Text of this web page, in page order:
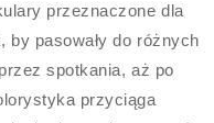
przeznaczone dla
by pasowały do różnych
spotkania, aż po
przyciąga